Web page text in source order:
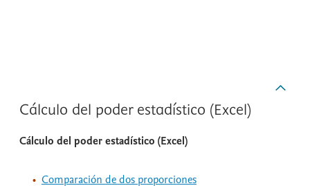
Cálculo del poder estadístico (Excel)
Cálculo del poder estadístico (Excel)
Comparación de dos proporciones